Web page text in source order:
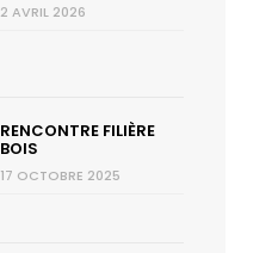
2 AVRIL 2026
RENCONTRE FILIÈRE
BOIS
17 OCTOBRE 2025